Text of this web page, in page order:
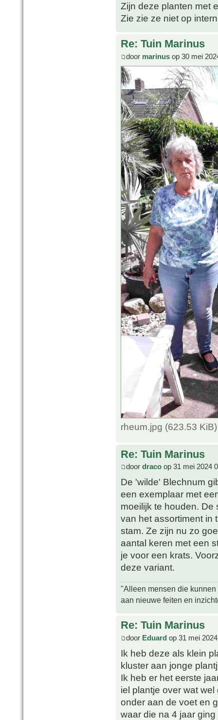
Zijn deze planten met
Zie zie ze niet op
Re: Tuin Marinus
door marinus op 30 mei
rheum.jpg (623.53
Re: Tuin Marinus
door draco op 31 mei 2024
De 'wilde' Blechnum
een exemplaar met
moeilijk te houden.
van het assortiment in
stam. Ze zijn nu zo
aantal keren met een
je voor een krats.
deze variant.
"Alleen mensen die
aan nieuwe feiten en
Re: Tuin Marinus
door Eduard op 31 mei
Ik heb deze als klein
kluster aan jonge
Ik heb er het eerste
iel plantje over wat
onder aan de voet en
waar die na 4 jaar